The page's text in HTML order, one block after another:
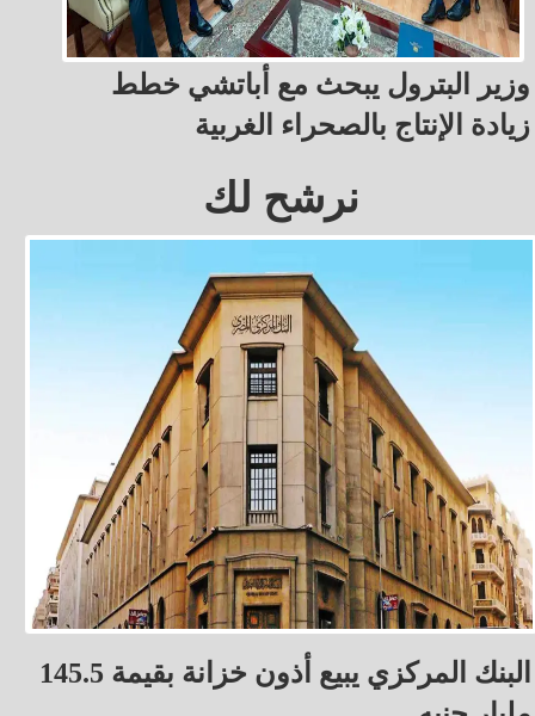
وزير البترول يبحث مع أباتشي خطط
زيادة الإنتاج بالصحراء الغربية
نرشح لك
البنك المركزي يبيع أذون خزانة بقيمة 145.5